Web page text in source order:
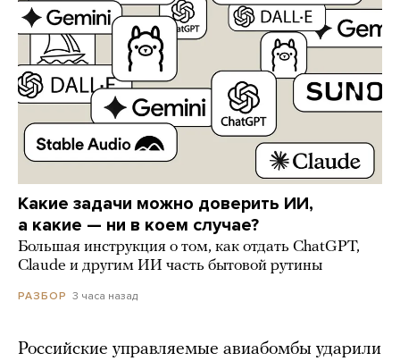
Какие задачи можно доверить ИИ,
а какие — ни в коем случае?
Большая инструкция о том, как отдать ChatGPT,
Claude и другим ИИ часть бытовой рутины
РАЗБОР 3 часа назад
Российские управляемые авиабомбы ударили